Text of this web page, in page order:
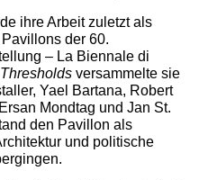
ihre Arbeit zuletzt als
der 60.
– La Biennale di
Thresholdsversammelte sie
Yael Bartana, Robert
Mondtag und Jan St.
den Pavillon als
und politische